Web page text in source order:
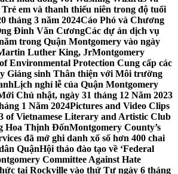
em và thanh thiếu niên trong độ tuổi
tháng 3 năm 2024Cáo Phó và Chương
Đinh Văn CươngCác dự án dịch vụ
trong Quận Montgomery vào ngày
Luther King, JrMontgomery
Environmental Protection Cung cấp các
Giáng sinh Thân thiện với Môi trường
Lịch nghỉ lễ của Quận Montgomery
Chủ nhật, ngày 31 tháng 12 Năm 2023
1 Năm 2024Pictures and Video Clips
of Vietnamese Literary and Artistic Club
Hoa Thịnh ĐốnMontgomery County’s
đã mở ghi danh xổ số hơn 400 chai
QuậnHội thảo đào tạo về ‘Federal
Committee Against Hate
tại Rockville vào thứ Tư ngày 6 tháng